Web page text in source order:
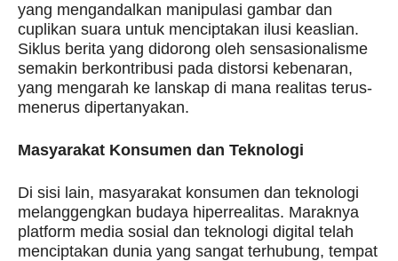
yang mengandalkan manipulasi gambar dan
cuplikan suara untuk menciptakan ilusi keaslian.
Siklus berita yang didorong oleh sensasionalisme
semakin berkontribusi pada distorsi kebenaran,
yang mengarah ke lanskap di mana realitas terus-
menerus dipertanyakan.
Masyarakat Konsumen dan Teknologi
Di sisi lain, masyarakat konsumen dan teknologi
melanggengkan budaya hiperrealitas. Maraknya
platform media sosial dan teknologi digital telah
menciptakan dunia yang sangat terhubung, tempat